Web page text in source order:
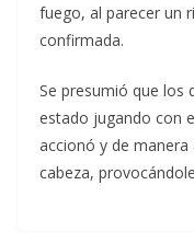
fuego, al parecer un
confirmada.
Se presumió que los
estado jugando con
accionó y de
cabeza,